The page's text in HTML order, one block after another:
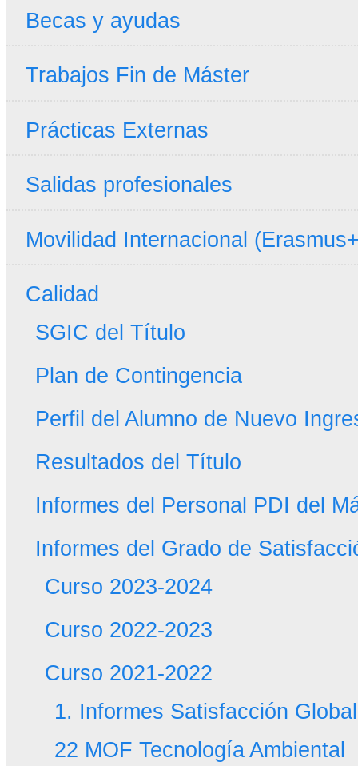
Becas y ayudas
Trabajos Fin de Máster
Prácticas Externas
Salidas profesionales
Movilidad Internacional
Calidad
SGIC del Título
Plan de Contingencia
Perfil del Alumno de Nuevo
Resultados del Título
Informes del Personal PDI del
Informes del Grado de
Curso 2023-2024
Curso 2022-2023
Curso 2021-2022
1. Informes Satisfacción
22 MOF Tecnología Ambiental